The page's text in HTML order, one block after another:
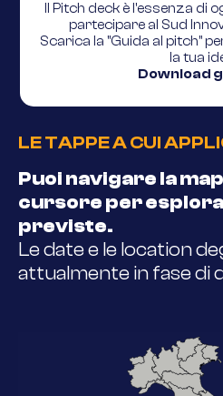
Il Pitch deck è l'essenza di
partecipare al Sud
Scarica la "Guida al pitch"
la tua
Download
LE TAPPE A CUI
Puoi navigare la
cursore per
previste.
Le date e le location
attualmente in fase di